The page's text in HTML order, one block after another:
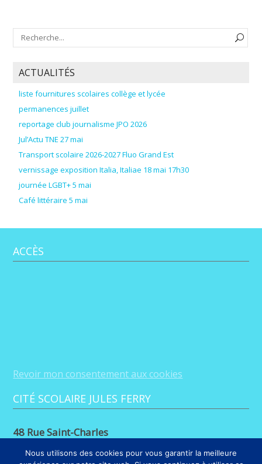
ACTUALITÉS
liste fournitures scolaires collège et lycée
permanences juillet
reportage club journalisme JPO 2026
Jul’Actu TNE 27 mai
Transport scolaire 2026-2027 Fluo Grand Est
vernissage exposition Italia, Italiae 18 mai 17h30
journée LGBT+ 5 mai
Café littéraire 5 mai
ACCÈS
Revoir mon consentement aux cookies
CITÉ SCOLAIRE JULES FERRY
48 Rue Saint-Charles
Nous utilisons des cookies pour vous garantir la meilleure